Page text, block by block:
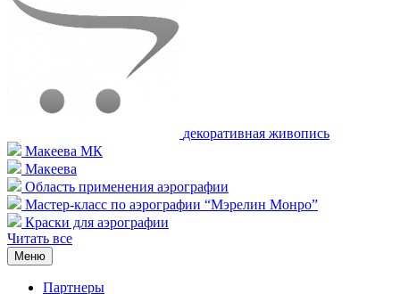
декоративная живопись
Макеева МК
Макеева
Область применения аэрографии
Мастер-класс по аэрографии “Мэрелин Монро”
Краски для аэрографии
Читать все
Меню
Партнеры